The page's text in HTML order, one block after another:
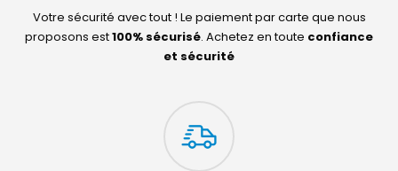
Votre sécurité avec tout ! Le paiement par carte que nous
proposons est100% sécurisé. Achetez en toute confiance
et sécurité